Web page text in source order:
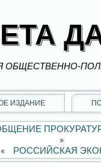
ОБЩЕСТВЕННО-
ИЗДАНИЕ
»
«
РОССИЙСКАЯ